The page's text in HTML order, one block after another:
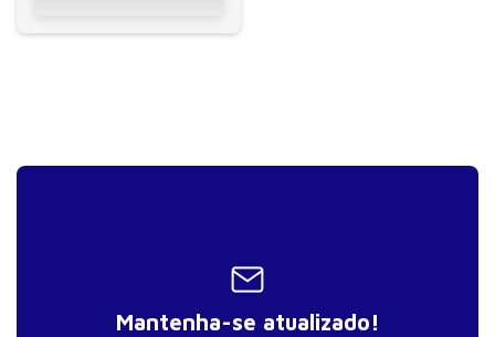
Mantenha-se atualizado!